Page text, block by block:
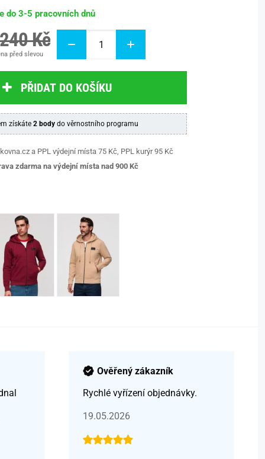
do 3-5 pracovních dnů
Kč
před slevou
PŘIDAT DO KOŠÍKU
získáte 2 bodydo věrnostního programu
a PPL výdejní místa 75 Kč, PPL kurýr 95 Kč
zdarma na výdejní místa nad 900 Kč
Ověřený zákazník
Rychlé vyřízení objednávky.
19.05.2026